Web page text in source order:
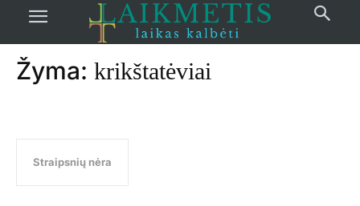
žymos Krikštatėviai
Žyma: krikštatėviai
Straipsnių nėra